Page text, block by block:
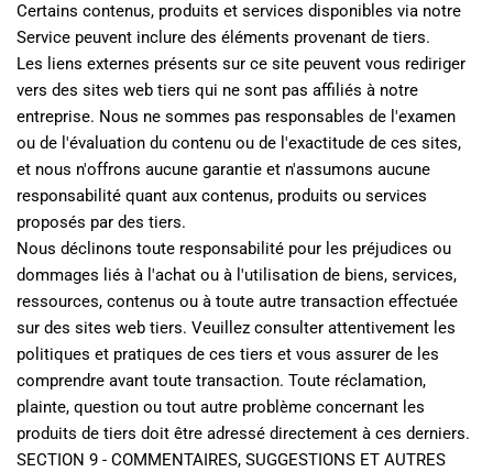
Certains contenus, produits et services disponibles via notre
Service peuvent inclure des éléments provenant de tiers.
Les liens externes présents sur ce site peuvent vous rediriger
vers des sites web tiers qui ne sont pas affiliés à notre
entreprise. Nous ne sommes pas responsables de l'examen
ou de l'évaluation du contenu ou de l'exactitude de ces sites,
et nous n'offrons aucune garantie et n'assumons aucune
responsabilité quant aux contenus, produits ou services
proposés par des tiers.
Nous déclinons toute responsabilité pour les préjudices ou
dommages liés à l'achat ou à l'utilisation de biens, services,
ressources, contenus ou à toute autre transaction effectuée
sur des sites web tiers. Veuillez consulter attentivement les
politiques et pratiques de ces tiers et vous assurer de les
comprendre avant toute transaction. Toute réclamation,
plainte, question ou tout autre problème concernant les
produits de tiers doit être adressé directement à ces derniers.
SECTION 9 - COMMENTAIRES, SUGGESTIONS ET AUTRES